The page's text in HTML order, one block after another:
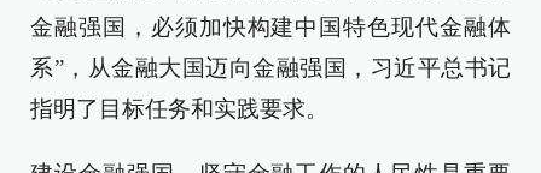
金融强国，必须加快构建中国特色现代金融体
系”，从金融大国迈向金融强国，习近平总书记
指明了目标任务和实践要求。